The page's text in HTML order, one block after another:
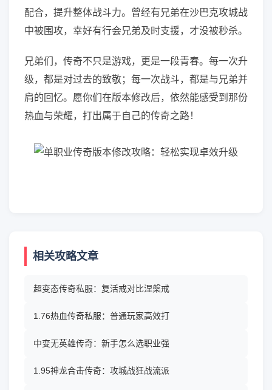
配合，提升整体战斗力。曾经有兄弟在沙巴克攻城战
中被围攻，幸好有行会兄弟及时支援，才没被秒杀。
兄弟们，传奇不只是游戏，更是一段青春。每一次升
级，都是对过去的致敬；每一次战斗，都是与兄弟并
肩的回忆。愿你们在版本修改后，依然能感受到那份
热血与荣耀，打出属于自己的传奇之路！
相关攻略文章
超变态传奇私服：复活戒对比涅槃戒
1.76热血传奇私服：普通玩家高效打
中变无英雄传奇：新手怎么选职业强
1.95神龙合击传奇：攻城战狂战流派